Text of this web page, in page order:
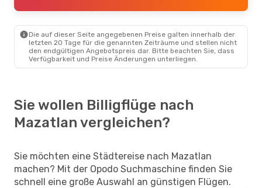
Mazatlan- Mexiko-Stadt
Die auf dieser Seite angegebenen Preise galten innerhalb der
letzten 20 Tage für die genannten Zeiträume und stellen nicht
den endgültigen Angebotspreis dar. Bitte beachten Sie, dass
Verfügbarkeit und Preise Änderungen unterliegen.
Sie wollen Billigflüge nach
Mazatlan vergleichen?
Sie möchten eine Städtereise nach Mazatlan
machen? Mit der Opodo Suchmaschine finden Sie
schnell eine große Auswahl an günstigen Flügen.